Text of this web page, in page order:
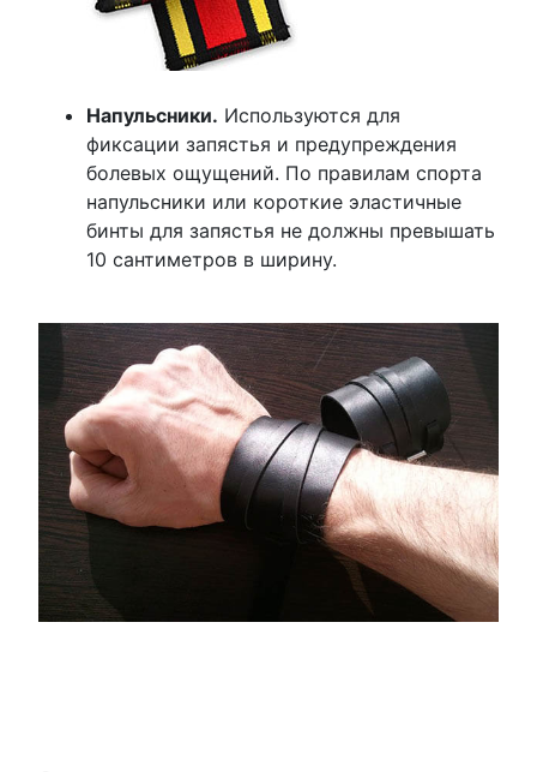
Напульсники. Используются для
фиксации запястья и предупреждения
болевых ощущений. По правилам спорта
напульсники или короткие эластичные
бинты для запястья не должны превышать
10 сантиметров в ширину.